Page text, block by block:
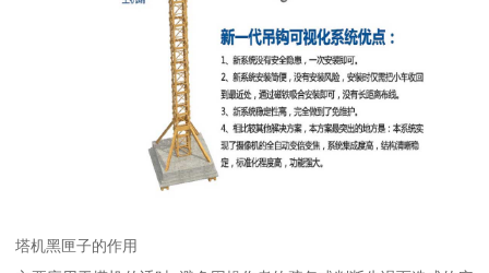
塔机黑匣子的作用